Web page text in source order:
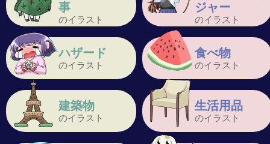
事
のイラスト
ジャー
のイラスト
ハザード
のイラスト
食べ物
のイラスト
建築物
のイラスト
生活用品
のイラスト